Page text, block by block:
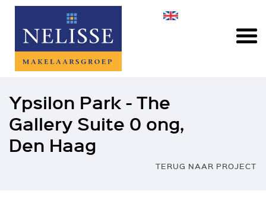
Ypsilon Park - The
Gallery Suite 0 ong,
Den Haag
TERUG NAAR PROJECT